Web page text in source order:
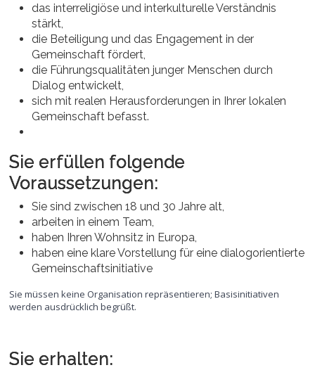
das interreligiöse und interkulturelle Verständnis
stärkt,
die Beteiligung und das Engagement in der
Gemeinschaft fördert,
die Führungsqualitäten junger Menschen durch
Dialog entwickelt,
sich mit realen Herausforderungen in Ihrer lokalen
Gemeinschaft befasst.
Sie erfüllen folgende
Voraussetzungen:
Sie sind zwischen 18 und 30 Jahre alt,
arbeiten in einem Team,
haben Ihren Wohnsitz in Europa,
haben eine klare Vorstellung für eine dialogorientierte
Gemeinschaftsinitiative
Sie müssen keine Organisation repräsentieren; Basisinitiativen
werden ausdrücklich begrüßt.
Sie erhalten: